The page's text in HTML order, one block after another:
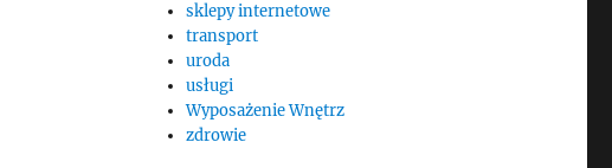
sklepy internetowe
transport
uroda
usługi
Wyposażenie Wnętrz
zdrowie